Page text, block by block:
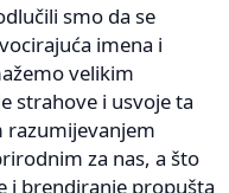
smo da se
imena i
velikim
strahove i usvoje ta
razumijevanjem
za nas, a što
i brendiranje propušta